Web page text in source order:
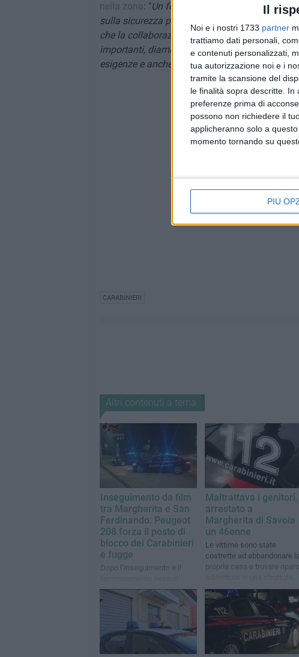
Il
Noi e i nostri 1733 partner
trattiamo dati personali,
e contenuti personalizzati,
tua autorizzazione noi e i
tramite la scansione del
le finalità sopra descritte.
preferenze prima di
possono non richiedere il
applicheranno solo a
momento tornando su
PIÙ
nella zona: "Un fenomeno particolarmente
sulla sicurezza percepita. Anche in questo
che la collaborazione dei cittadini sta dando
importanti, diamo un messaggio di serenità
esigenze e anche in questo caso siamo
CARABINIERI
Altri contenuti a tema
Inseguimento da film
tra Margherita e San
Ferdinando: Peugeot
208 forza il posto di
blocco dei Carabinieri
e fugge
Dopo l’inseguimento e il
ferito: solo danni ai mezzi
coivolti
Maltrattava i genitori,
arrestato a
Margherita di Savoia
un 46enne
Le vittime sono state
costrette ad abbandonare la
propria casa e trovare riparo
ricettiva